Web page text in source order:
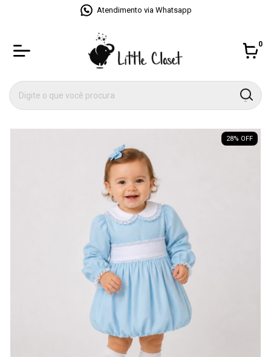
Atendimento via Whatsapp
0
28% OFF